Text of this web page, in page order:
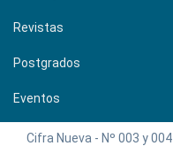
Revistas
Postgrados
Eventos
Cifra Nueva - Nº 003 y 004